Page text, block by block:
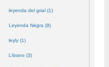
leyenda del grial (1)
Leyenda Negra (9)
leyly (1)
Líbano (3)